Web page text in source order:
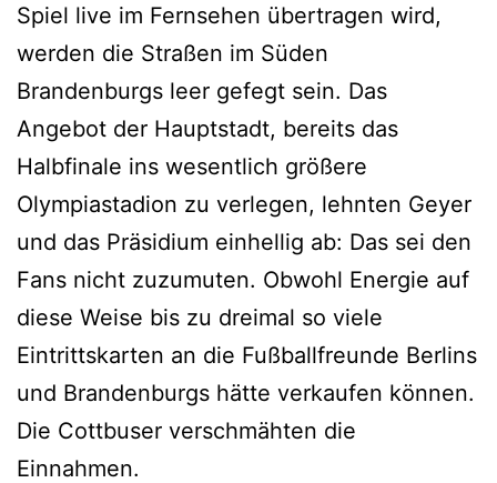
Spiel live im Fernsehen übertragen wird,
werden die Straßen im Süden
Brandenburgs leer gefegt sein. Das
Angebot der Hauptstadt, bereits das
Halbfinale ins wesentlich größere
Olympiastadion zu verlegen, lehnten Geyer
und das Präsidium einhellig ab: Das sei den
Fans nicht zuzumuten. Obwohl Energie auf
diese Weise bis zu dreimal so viele
Eintrittskarten an die Fußballfreunde Berlins
und Brandenburgs hätte verkaufen können.
Die Cottbuser verschmähten die
Einnahmen.